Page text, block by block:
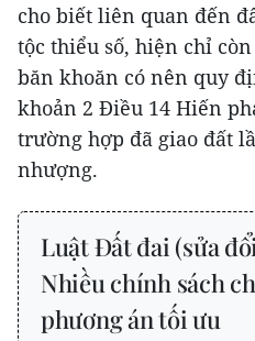
cho biết liên quan đến
tộc thiểu số, hiện chỉ
băn khoăn có nên quy
khoản 2 Điều 14 Hiến
trường hợp đã giao đất
nhượng.
Luật Đất đai (sửa
Nhiều chính sách
phương án tối ưu